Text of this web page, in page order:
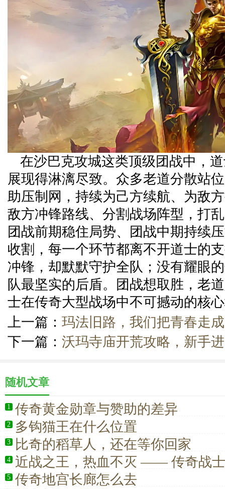
在沙巴克攻城这类顶级团战中，
展现得淋漓尽致。众多老道分散站
助压制网，持续为己方续航、为敌
敌方冲锋路线、分割战场阵型，打
团战前期稳住局势、团战中期持续
收割，每一个环节都离不开道士的
冲锋，却默默守护全队；没有耀眼
队最坚实的后盾。团战想取胜，老
士在传奇大型战场中不可撼动的核
上一篇： 玛法旧路，我们把青春走
下一篇： 沃玛寺庙开荒攻略，新手
随机文章
1 传奇黄金勋章与赞助的差异
2 多钩猫王在什么位置
3 比奇的稻草人，还在等你回家
4
近战之王，热血不灭 —— 传奇战
法脊梁
5 传奇地宫长廊怎么去